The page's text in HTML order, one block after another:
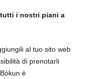
i nostri piani a
al tuo sito web
di prenotarli
è